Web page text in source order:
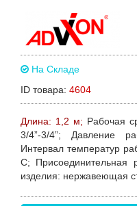
На Складе
ID товара: 4604
Длина: 1,2 м; Рабочая
3/4”-3/4”; Давление
Интервал температур
С; Присоединительная
изделия: нержавеющая